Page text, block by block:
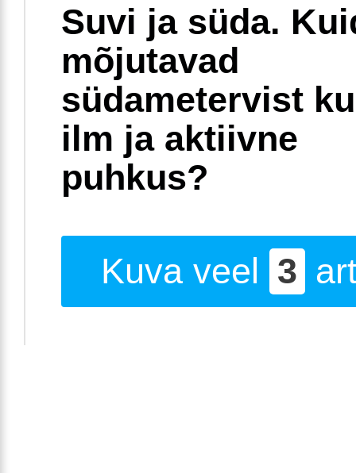
Suvi ja süda.
mõjutavad
südametervist
ilm ja aktiivne
puhkus?
Kuva veel 3